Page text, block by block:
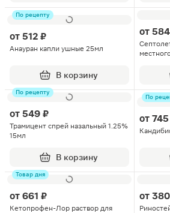
По рецепту
от 512 ₽
Анауран капли ушные 25мл
В корзину
от
По рецепту
от 549 ₽
Трамицент спрей назальный 1.25%
15мл
В корзину
По
от
Товар дня
от 661 ₽
Кетопрофен-Лор раствор для
от